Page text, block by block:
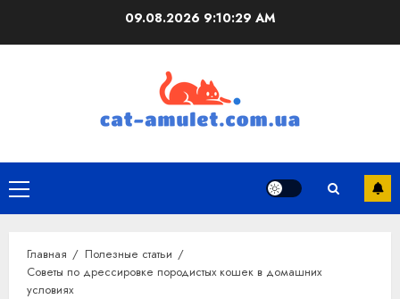
09.08.2026 9:10:30 AM
Основное
меню
Главная
Полезные статьи
Советы по дрессировке породистых кошек в домашних
условиях